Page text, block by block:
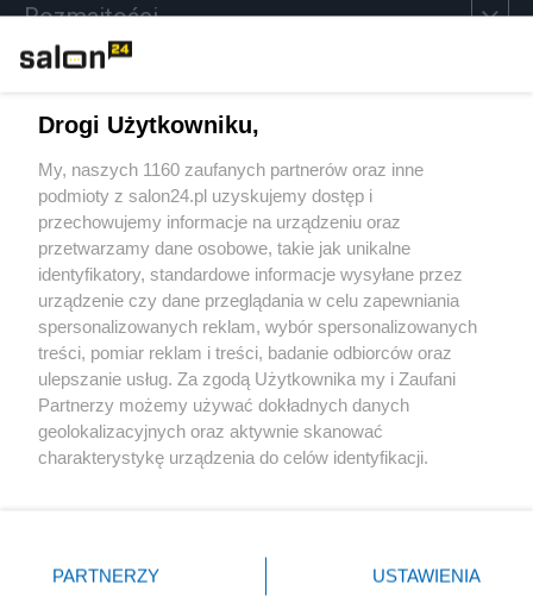
Rozmaitości
Sport
Społeczeństwo
Kultura
X Facebook Instagram Youtube
Drogi Użytkowniku,
My, naszych 1160 zaufanych partnerów oraz inne
podmioty z salon24.pl uzyskujemy dostęp i
przechowujemy informacje na urządzeniu oraz
przetwarzamy dane osobowe, takie jak unikalne
identyfikatory, standardowe informacje wysyłane przez
urządzenie czy dane przeglądania w celu zapewniania
spersonalizowanych reklam, wybór spersonalizowanych
treści, pomiar reklam i treści, badanie odbiorców oraz
ulepszanie usług. Za zgodą Użytkownika my i Zaufani
Partnerzy możemy używać dokładnych danych
geolokalizacyjnych oraz aktywnie skanować
charakterystykę urządzenia do celów identyfikacji.
zmienić/wycofać klikając przycisk ustawień prywatności
znajdujący się w lewym dolnym rogu strony
PARTNERZY USTAWIENIA